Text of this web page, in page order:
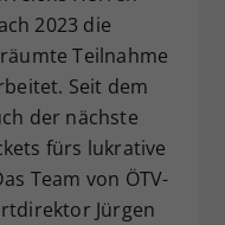
2023 die
Teilnahme
Seit dem
der nächste
fürs lukrative
Team von ÖTV-
Jürgen
Ihre Consent-
anderem eine
ID, für die
Ihrer
dies eingestellt